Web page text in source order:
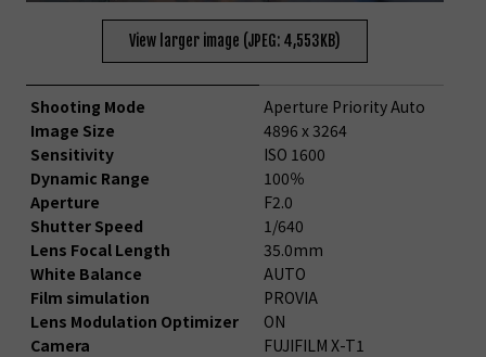
View larger image (JPEG: 4,553KB)
Shooting Mode
Image Size
Sensitivity
Dynamic Range
Aperture
Shutter Speed
Lens Focal Length
White Balance
Film simulation
Lens Modulation Optimizer
Camera
Aperture Priority Auto
4896 x 3264
ISO 1600
100％
F2.0
1/640
35.0mm
AUTO
PROVIA
ON
FUJIFILM X-T1